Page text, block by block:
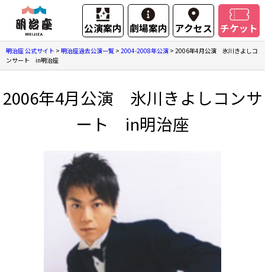
公演案内 劇場案内 アクセス チケット
明治座 公式サイト > 明治座過去公演一覧 > 2004-2008年公演 > 2006年4月公演 氷川きよしコ
ンサート in明治座
2006年4月公演 氷川きよしコンサ
ート in明治座